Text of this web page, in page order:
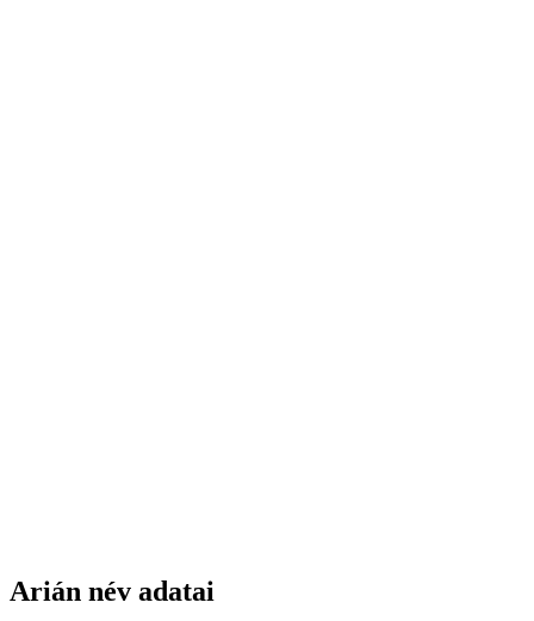
Arián név adatai